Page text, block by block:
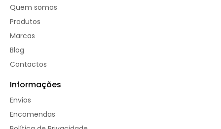
Quem somos
Produtos
Marcas
Blog
Contactos
Informações
Envios
Encomendas